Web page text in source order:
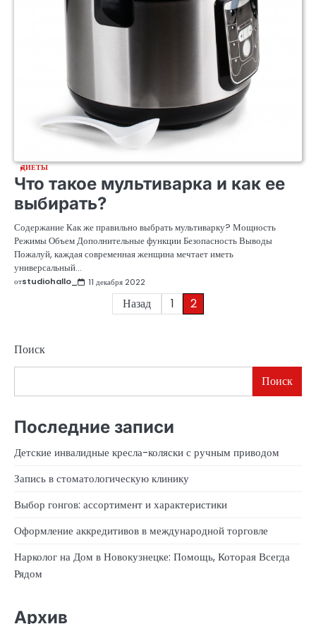
ДИЕТЫ
Что такое мультиварка и как ее
выбирать?
Содержание Как же правильно выбрать мультиварку? Мощность
Режимы Объем Дополнительные функции Безопасность Выводы
Пожалуй, каждая современная женщина мечтает иметь
универсальный…
отstudiohallo_ 11 декабря 2022
Назад 1 2
Поиск
Поиск
Последние записи
Детские инвалидные кресла-коляски с ручным приводом
Запись в стоматологическую клинику
Выбор гонгов: ассортимент и характеристики
Оформление аккредитивов в международной торговле
Нарколог на Дом в Новокузнецке: Помощь, Которая Всегда
Рядом
Архив